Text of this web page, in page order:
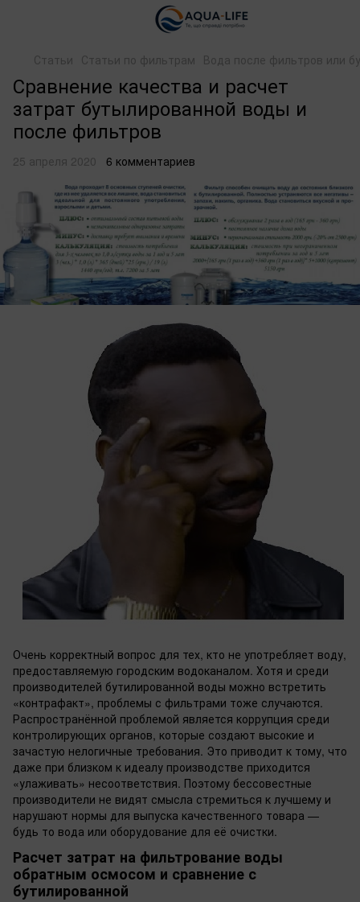
Статьи Статьи по фильтрам Вода после фильтров или
Сравнение качества и расчет
затрат бутылированной воды и
после фильтров
25 апреля 2020 6 комментариев
Очень корректный вопрос для тех, кто не употребляет воду,
предоставляемую городским водоканалом. Хотя и среди
производителей бутилированной воды можно встретить
«контрафакт», проблемы с фильтрами тоже случаются.
Распространённой проблемой является коррупция среди
контролирующих органов, которые создают высокие и
зачастую нелогичные требования. Это приводит к тому, что
даже при близком к идеалу производстве приходится
«улаживать» несоответствия. Поэтому бессовестные
производители не видят смысла стремиться к лучшему и
нарушают нормы для выпуска качественного товара —
будь то вода или оборудование для её очистки.
Расчет затрат на фильтрование воды
обратным осмосом и сравнение с
бутилированной